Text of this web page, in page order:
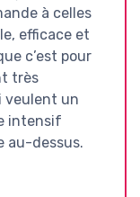
à celles
efficace et
c’est pour
très
veulent un
intensif
au-dessus.